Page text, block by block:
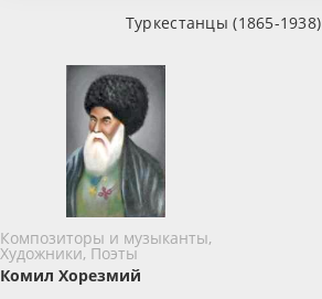
Туркестанцы (1865-1938)
Композиторы и музыканты,
Художники, Поэты
Комил Хорезмий